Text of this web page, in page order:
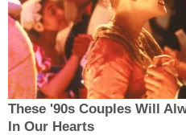
These '90s Couples Will
In Our Hearts